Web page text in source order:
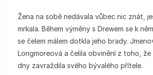
Žena na sobě nedávala vůbec nic znát,
mrkala. Během výměny s Drewem se k
se čelem málem dotkla jeho brady.
Longmoreová a čelila obvinění z toho,
dny zavraždila svého bývalého přítele.